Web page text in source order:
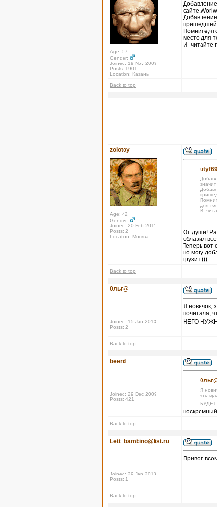
Age: 57
Gender:
Joined: 19 Nov 2009
Posts: 1901
Location: Казань
пришедшей
место для
И -читайте
Back to top
zolotoy
Age: 42
Gender:
Joined: 20 Feb 2011
Posts: 2
Location: Москва
для
И -
От души!
облазил
Теперь вот
не могу
грузит (((
Back to top
0льг@
Joined: 15 Jan 2013
Posts: 2
Я новичок,
почитала,
НЕГО
Back to top
beerd
Joined: 29 Dec 2009
Posts: 421
Я
что
Back to top
Lett_bambino@list.ru
Joined: 29 Jan 2013
Posts: 1
Привет
Back to top